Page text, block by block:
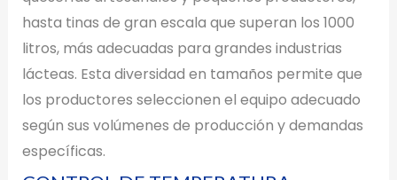
hasta tinas de gran escala que superan los 1000
litros, más adecuadas para grandes industrias
lácteas. Esta diversidad en tamaños permite que
los productores seleccionen el equipo adecuado
según sus volúmenes de producción y demandas
específicas.